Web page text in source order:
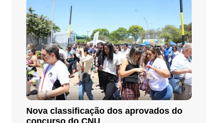
Nova classificação dos aprovados do
concurso do CNU